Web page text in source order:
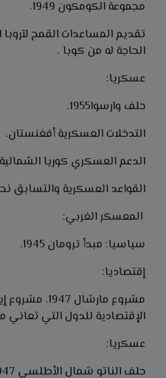
مجموعة الكومكون 1949.
تقديم المساعدات القمح
الحاجة له من كوبا .
عسكريا:
حلف وارسوا1955.
التدخلات العسكرية أفغنستان.
الدعم العسكري كوريا
القواعد العسكرية والتسابق
المعسكر الغربي:
سياسيا: مبدأ ترومان 1945.
إقتصاديا:
الإقتصادية للدول التي تعاني
عسكريا: